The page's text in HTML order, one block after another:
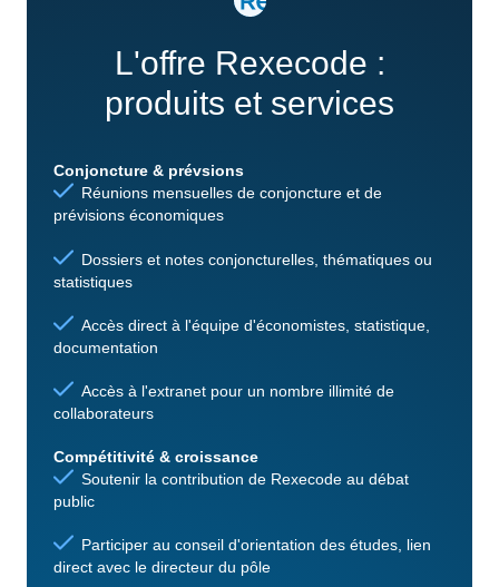
L'offre Rexecode :
produits et services
Conjoncture & prévsions
Réunions mensuelles de conjoncture et de
prévisions économiques
Dossiers et notes conjoncturelles, thématiques ou
statistiques
Accès direct à l'équipe d'économistes, statistique,
documentation
Accès à l'extranet pour un nombre illimité de
collaborateurs
Compétitivité & croissance
Soutenir la contribution de Rexecode au débat
public
Participer au conseil d'orientation des études, lien
direct avec le directeur du pôle